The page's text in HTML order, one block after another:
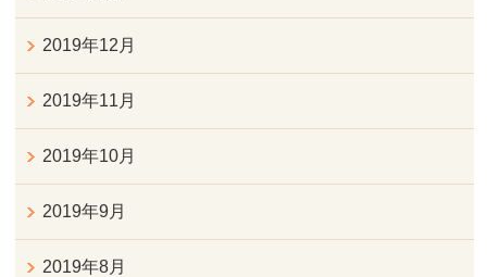
2019年12月
2019年11月
2019年10月
2019年9月
2019年8月